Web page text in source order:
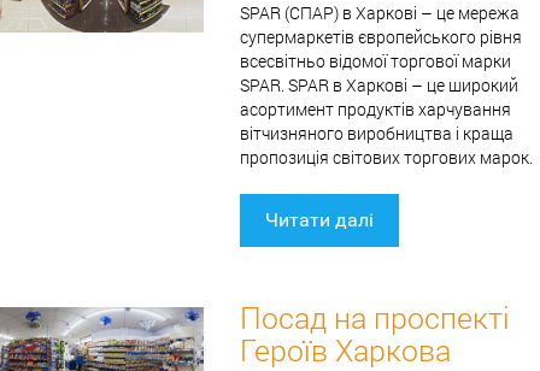
SPAR (СПАР) в Харкові – це мережа
супермаркетів європейського рівня
всесвітньо відомої торгової марки
SPAR. SPAR в Харкові – це широкий
асортимент продуктів харчування
вітчизняного виробництва і краща
пропозиція світових торгових марок.
Читати далі
Посад на проспекті
Героїв Харкова